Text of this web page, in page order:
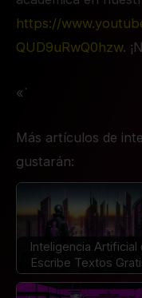
https://
QUD9uRwQ0hzw.
«`
Más artículos de
gustarán:
Inteligencia Artificial
Escribe Textos